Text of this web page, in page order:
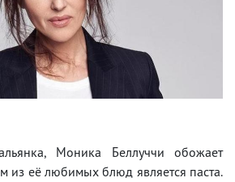
Моника Беллуччи обожает
из её любимых блюд является паста.